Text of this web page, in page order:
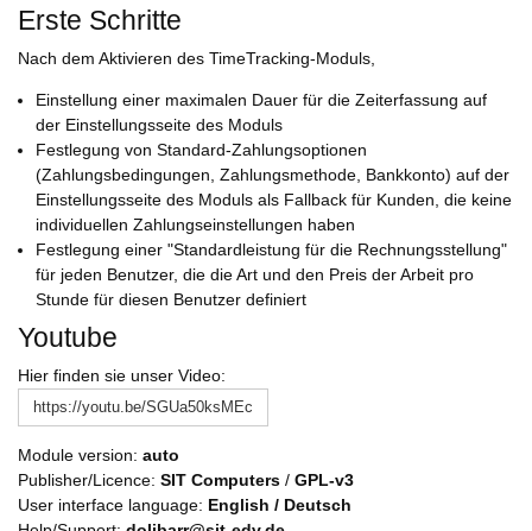
Erste Schritte
Nach dem Aktivieren des TimeTracking-Moduls,
Einstellung einer maximalen Dauer für die Zeiterfassung auf
der Einstellungsseite des Moduls
Festlegung von Standard-Zahlungsoptionen
(Zahlungsbedingungen, Zahlungsmethode, Bankkonto) auf der
Einstellungsseite des Moduls als Fallback für Kunden, die keine
individuellen Zahlungseinstellungen haben
Festlegung einer "Standardleistung für die Rechnungsstellung"
für jeden Benutzer, die die Art und den Preis der Arbeit pro
Stunde für diesen Benutzer definiert
Youtube
Hier finden sie unser Video:
https://youtu.be/SGUa50ksMEc
Module version: auto
Publisher/Licence: SIT Computers / GPL-v3
User interface language: English / Deutsch